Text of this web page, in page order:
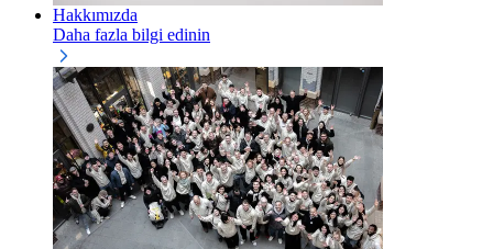
Hakkımızda
Daha fazla bilgi edinin